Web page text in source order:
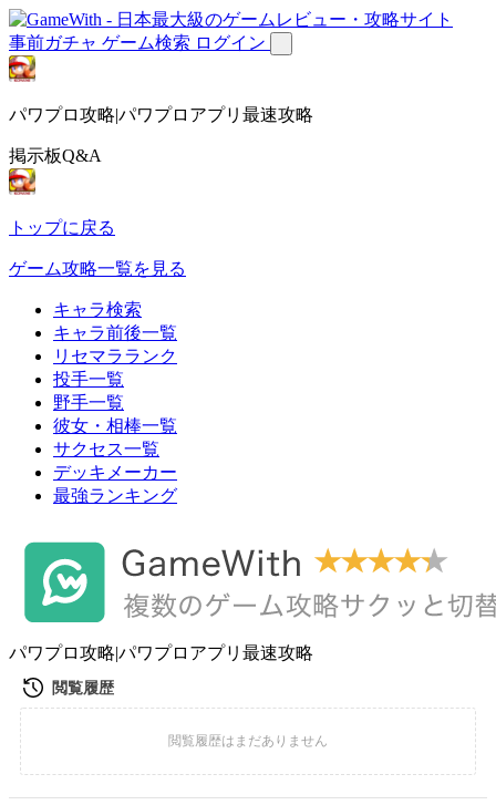
事前ガチャ ゲーム検索 ログイン
パワプロ攻略|パワプロアプリ最速攻略
掲示板Q&A
トップに戻る
ゲーム攻略一覧を見る
キャラ検索
キャラ前後一覧
リセマラランク
投手一覧
野手一覧
彼女・相棒一覧
サクセス一覧
デッキメーカー
最強ランキング
パワプロ攻略|パワプロアプリ最速攻略